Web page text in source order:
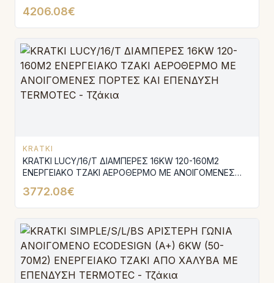
4206.08€
KRATKI
KRATKI LUCY/16/T ΔΙΑΜΠΕΡΕΣ 16KW 120-160M2
ΕΝΕΡΓΕΙΑΚΟ ΤΖΑΚΙ ΑΕΡΟΘΕΡΜΟ ΜΕ ΑΝΟΙΓΟΜΕΝΕΣ
3772.08€